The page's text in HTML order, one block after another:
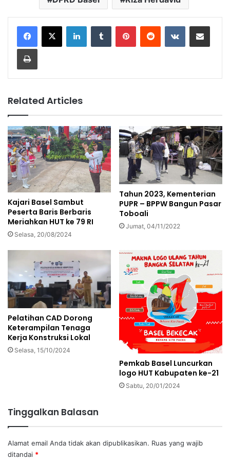
LinkedInTumblr PinterestReddit VKontakteShare via Email
Print
Related Articles
Kajari Basel Sambut
Peserta Baris Berbaris
Meriahkan HUT ke 79 RI
Selasa, 20/08/2024
Tahun 2023, Kementerian
PUPR – BPPW Bangun Pasar
Toboali
Jumat, 04/11/2022
Pelatihan CAD Dorong
Keterampilan Tenaga
Kerja Konstruksi Lokal
Selasa, 15/10/2024
Pemkab Basel Luncurkan
logo HUT Kabupaten ke-21
Sabtu, 20/01/2024
Tinggalkan Balasan
Alamat email Anda tidak akan dipublikasikan. Ruas yang wajib
ditandai *